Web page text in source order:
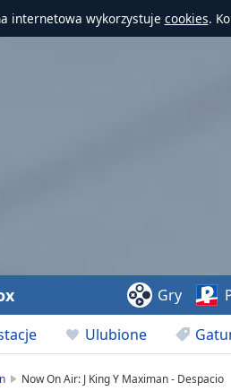
internetowa wykorzystuje cookies.
Ulubione
Gry
Now On Air: J King Y Maximan - Despacio